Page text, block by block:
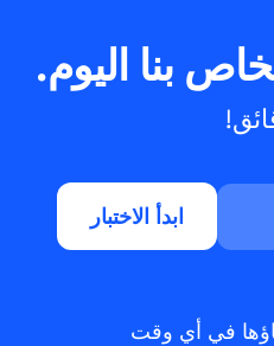
بنا اليوم.
في أي وقت